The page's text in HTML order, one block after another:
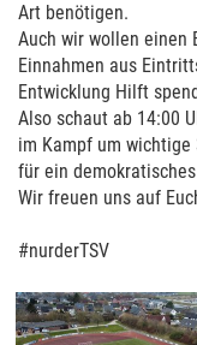
Art benötigen.
Auch wir wollen einen
Einnahmen aus
Entwicklung Hilft
Also schaut ab 14:00
im Kampf um
für ein
Wir freuen uns auf
#nurderTSV